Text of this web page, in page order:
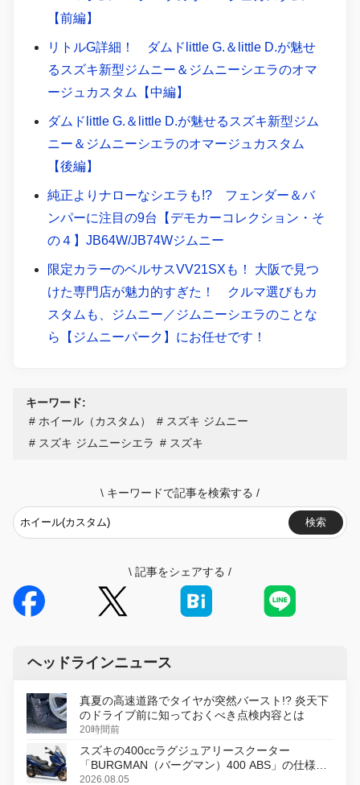
【前編】
リトルG詳細！ ダムドlittle G.＆little D.が魅せ
るスズキ新型ジムニー＆ジムニーシエラのオマ
ージュカスタム【中編】
ダムドlittle G.＆little D.が魅せるスズキ新型ジム
ニー＆ジムニーシエラのオマージュカスタム
【後編】
純正よりナローなシエラも!? フェンダー＆バ
ンパーに注目の9台【デモカーコレクション・そ
の４】JB64W/JB74Wジムニー
限定カラーのベルサスVV21SXも！ 大阪で見つ
けた専門店が魅力的すぎた！ クルマ選びもカ
スタムも、ジムニー／ジムニーシエラのことな
ら【ジムニーパーク】にお任せです！
キーワード:
ホイール（カスタム）
スズキ ジムニー
スズキ ジムニーシエラ
スズキ
\ キーワードで記事を検索する /
検索
\ 記事をシェアする /
ヘッドラインニュース
真夏の高速道路でタイヤが突然バースト!? 炎天下
のドライブ前に知っておくべき点検内容とは
20時間前
スズキの400ccラグジュアリースクーター
「BURGMAN（バーグマン）400 ABS」の仕様を
変更し、8月18日に発売
2026.08.05